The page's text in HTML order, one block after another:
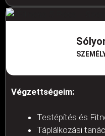
Végzettségeim:
Testépítés és
Táplálkozási